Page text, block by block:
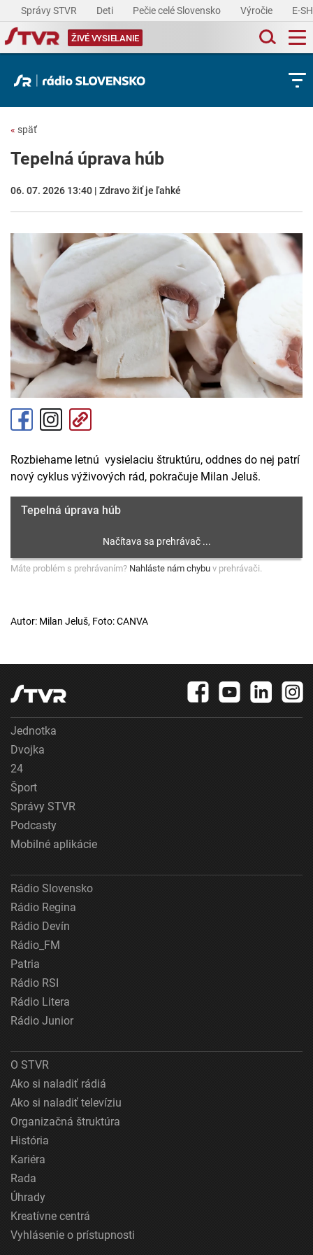
Správy STVR Deti Pečie celé Slovensko Výročie E-
ŽIVÉ VYSIELANIE
« späť
Tepelná úprava húb
06. 07. 2026 13:40 | Zdravo žiť je ľahké
Rozbiehame letnú vysielaciu štruktúru, oddnes do nej patrí
nový cyklus výživových rád, pokračuje Milan Jeluš.
Tepelná úprava húb
Máte problém s prehrávaním? Nahláste nám chybu v prehrávači.
Autor: Milan Jeluš, Foto: CANVA
Jednotka
Dvojka
24
Šport
Správy STVR
Podcasty
Mobilné aplikácie
Rádio Slovensko
Rádio Regina
Rádio Devín
Rádio_FM
Patria
Rádio RSI
Rádio Litera
Rádio Junior
O STVR
Ako si naladiť rádiá
Ako si naladiť televíziu
Organizačná štruktúra
História
Kariéra
Rada
Úhrady
Kreatívne centrá
Vyhlásenie o prístupnosti